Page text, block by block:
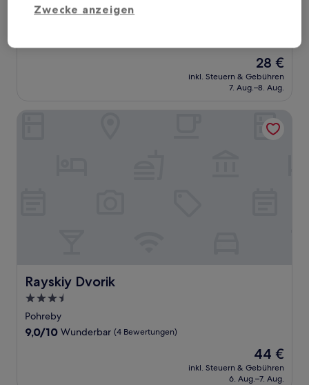
3.5-
von
Bewertungen)
Der
Preis
beträgt
28 €
inkl. Steuern & Gebühren
7. Aug.–8. Aug.
Rayskiy Dvorik
Rayskiy Dvorik
3.5-
Sterne-
Unterkunft
Pohreby
9.0
9,0/10 Wunderbar (4 Bewertungen)
Der
Preis
beträgt
44 €
inkl. Steuern & Gebühren
6. Aug.–7. Aug.
Zwecke anzeigen